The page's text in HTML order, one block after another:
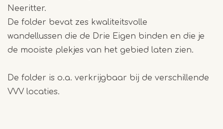
Neeritter.
De folder bevat zes kwaliteitsvolle
wandellussen die de Drie Eigen binden en die je
de mooiste plekjes van het gebied laten zien.
De folder is o.a. verkrijgbaar bij de verschillende
VVV locaties.